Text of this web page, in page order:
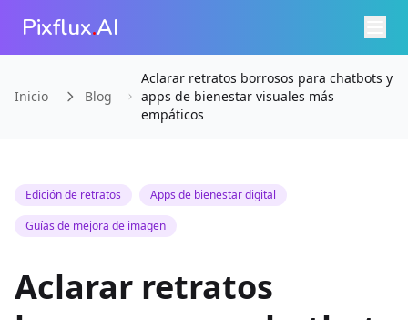
Pixflux.AI
Inicio Blog
Aclarar retratos borrosos para chatbots y
apps de bienestar visuales más
empáticos
Edición de retratos
Apps de bienestar digital
Guías de mejora de imagen
Aclarar retratos